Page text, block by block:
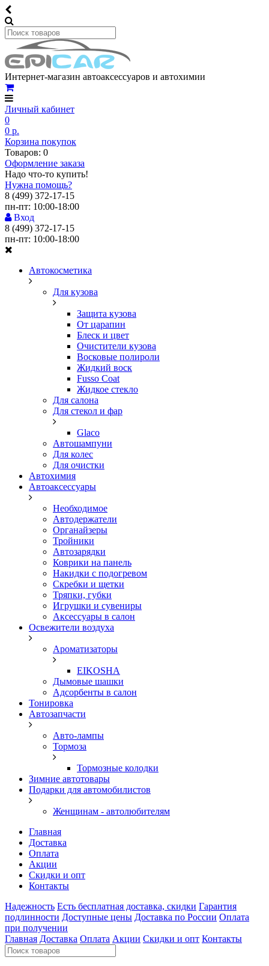
Интернет-магазин автоаксессуаров и автохимии
Личный кабинет
0
0 р.
Корзина покупок
Товаров: 0
Оформление заказа
Надо что-то купить!
Нужна помощь?
8 (499) 372-17-15
пн-пт: 10:00-18:00
Вход
8 (499) 372-17-15
пн-пт: 10:00-18:00
Автокосметика
Для кузова
Защита кузова
От царапин
Блеск и цвет
Очистители кузова
Восковые полироли
Жидкий воск
Fusso Coat
Жидкое стекло
Для салона
Для стекол и фар
Glaco
Автошампуни
Для колес
Для очистки
Автохимия
Автоаксессуары
Необходимое
Автодержатели
Органайзеры
Тройники
Автозарядки
Коврики на панель
Накидки с подогревом
Скребки и щетки
Тряпки, губки
Игрушки и сувениры
Аксессуары в салон
Освежители воздуха
Ароматизаторы
EIKOSHA
Дымовые шашки
Адсорбенты в салон
Тонировка
Автозапчасти
Авто-лампы
Тормоза
Тормозные колодки
Зимние автотовары
Подарки для автомобилистов
Женщинам - автолюбителям
Главная
Доставка
Оплата
Акции
Скидки и опт
Контакты
Надежность Есть бесплатная доставка, скидки Гарантия
подлинности Доступные цены Доставка по России Оплата
при получении
Главная Доставка Оплата Акции Скидки и опт Контакты